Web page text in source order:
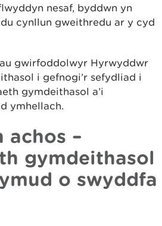
nesaf, byddwn yn
cynllun gweithredu ar y cyd
gwirfoddolwyr Hyrwyddwr
i gefnogi’r sefydliad i
gymdeithasol a’i
ymhellach.
achos –
gymdeithasol
o swyddfa